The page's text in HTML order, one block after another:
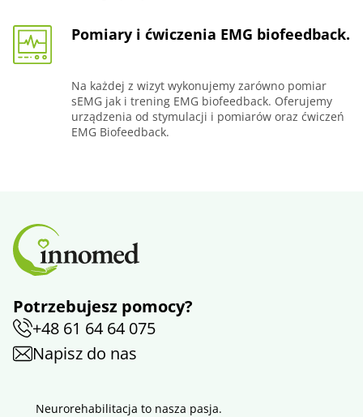
Pomiary i ćwiczenia EMG biofeedback.
Na każdej z wizyt wykonujemy zarówno pomiar
sEMG jak i trening EMG biofeedback. Oferujemy
urządzenia od stymulacji i pomiarów oraz ćwiczeń
EMG Biofeedback.
Potrzebujesz pomocy?
+48 61 64 64 075
Napisz do nas
Neurorehabilitacja to nasza pasja.